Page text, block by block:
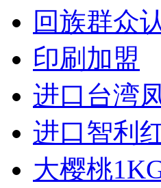
回族群众
印刷加盟
进口台湾
进口智利
大樱桃